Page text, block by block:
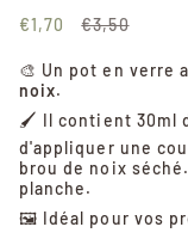
€1,70
Prix
€3,50
🎨 Un pot en verre
noix.
🖌️ Il contient 30ml
d'appliquer une
brou de noix
planche.
🖼️ Idéal pour vos